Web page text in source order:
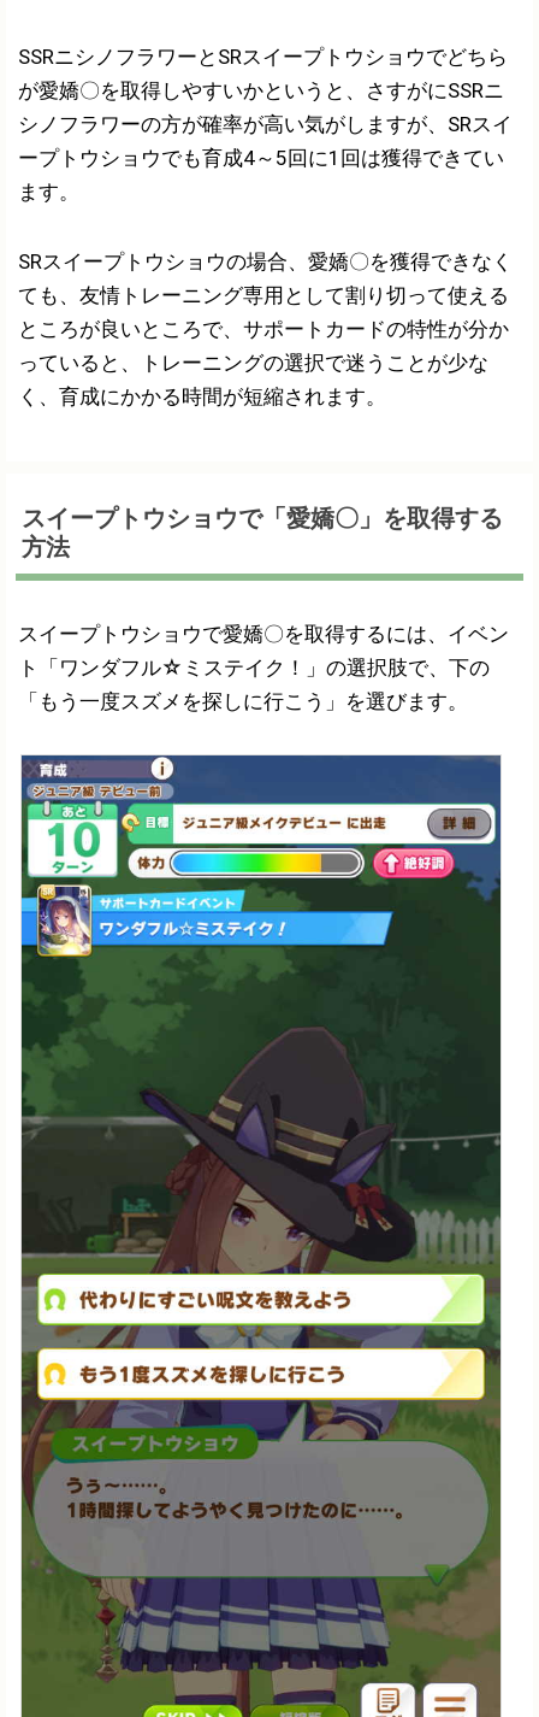
SSRニシノフラワーとSRスイープトウショウでどちら
が愛嬌〇を取得しやすいかというと、さすがにSSRニ
シノフラワーの方が確率が高い気がしますが、SRスイ
ープトウショウでも育成4～5回に1回は獲得できてい
ます。
SRスイープトウショウの場合、愛嬌〇を獲得できなく
ても、友情トレーニング専用として割り切って使える
ところが良いところで、サポートカードの特性が分か
っていると、トレーニングの選択で迷うことが少な
く、育成にかかる時間が短縮されます。
スイープトウショウで「愛嬌〇」を取得する
方法
スイープトウショウで愛嬌〇を取得するには、イベン
ト「ワンダフル☆ミステイク！」の選択肢で、下の
「もう一度スズメを探しに行こう」を選びます。